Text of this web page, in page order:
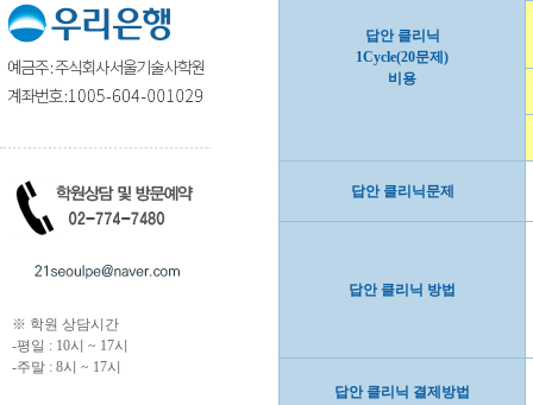
※ 학원 상담시간
-평일 : 10시 ~ 17시
-주말 : 8시 ~ 17시
답안 클리닉
1Cycle(20문제)
비용
답안 클리닉문제
답안 클리닉 방법
답안 클리닉 결제방법